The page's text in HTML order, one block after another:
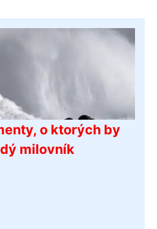
o ktorých by
milovník